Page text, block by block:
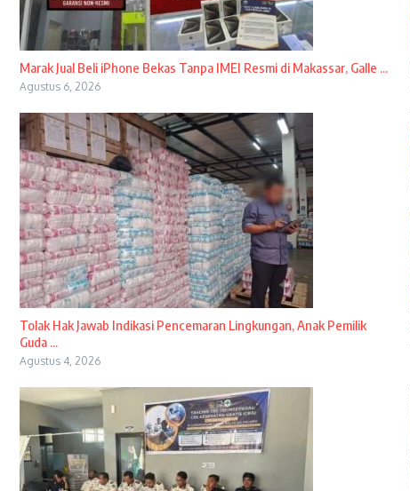
​Marak Jual Beli iPhone Bekas Tanpa IMEI Resmi di Makassar, Galle ...
Agustus 6, 2026
Tolak Hak Jawab Indikasi Pencemaran Lingkungan, Anak Pemilik
Guda ...
Agustus 4, 2026